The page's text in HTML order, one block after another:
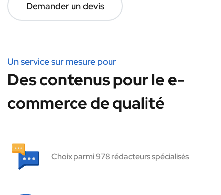
Demander un devis
Un service sur mesure pour
Des contenus pour le e-
commerce de qualité
Choix parmi 978 rédacteurs spécialisés